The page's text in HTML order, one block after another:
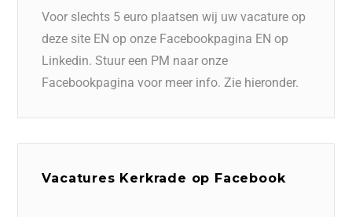
Voor slechts 5 euro plaatsen wij uw vacature op
deze site EN op onze Facebookpagina EN op
Linkedin. Stuur een PM naar onze
Facebookpagina voor meer info. Zie hieronder.
Vacatures Kerkrade op Facebook